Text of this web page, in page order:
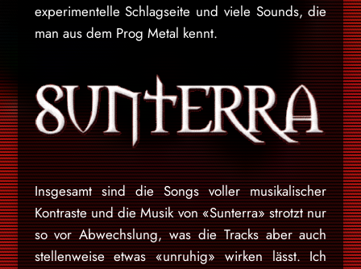
experimentelle Schlagseite und viele Sounds, die
man aus dem Prog Metal kennt.
Insgesamt sind die Songs voller musikalischer
Kontraste und die Musik von «Sunterra» strotzt nur
so vor Abwechslung, was die Tracks aber auch
stellenweise etwas «unruhig» wirken lässt. Ich